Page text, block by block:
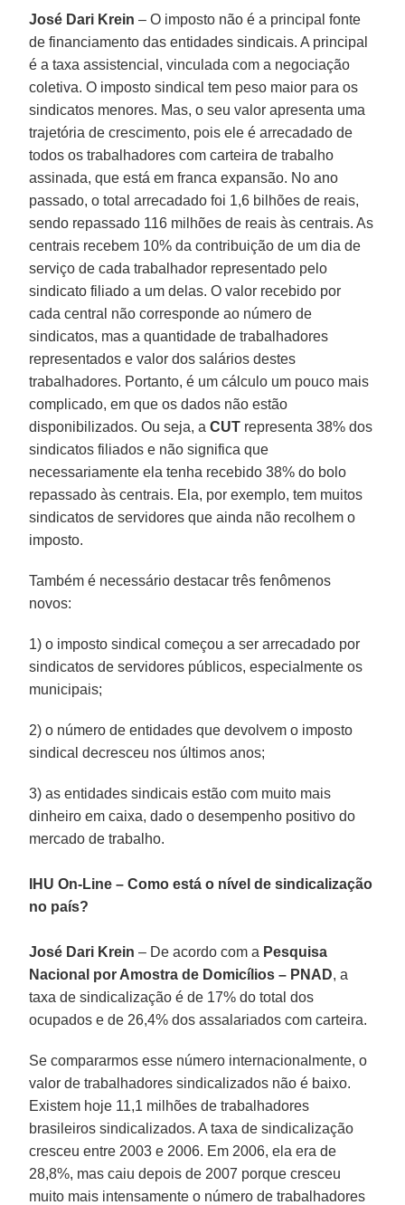
José Dari Krein – O imposto não é a principal fonte
de financiamento das entidades sindicais. A principal
é a taxa assistencial, vinculada com a negociação
coletiva. O imposto sindical tem peso maior para os
sindicatos menores. Mas, o seu valor apresenta uma
trajetória de crescimento, pois ele é arrecadado de
todos os trabalhadores com carteira de trabalho
assinada, que está em franca expansão. No ano
passado, o total arrecadado foi 1,6 bilhões de reais,
sendo repassado 116 milhões de reais às centrais. As
centrais recebem 10% da contribuição de um dia de
serviço de cada trabalhador representado pelo
sindicato filiado a um delas. O valor recebido por
cada central não corresponde ao número de
sindicatos, mas a quantidade de trabalhadores
representados e valor dos salários destes
trabalhadores. Portanto, é um cálculo um pouco mais
complicado, em que os dados não estão
disponibilizados. Ou seja, aCUT representa 38% dos
sindicatos filiados e não significa que
necessariamente ela tenha recebido 38% do bolo
repassado às centrais. Ela, por exemplo, tem muitos
sindicatos de servidores que ainda não recolhem o
imposto.
Também é necessário destacar três fenômenos
novos:
1) o imposto sindical começou a ser arrecadado por
sindicatos de servidores públicos, especialmente os
municipais;
2) o número de entidades que devolvem o imposto
sindical decresceu nos últimos anos;
3) as entidades sindicais estão com muito mais
dinheiro em caixa, dado o desempenho positivo do
mercado de trabalho.
IHU On-Line – Como está o nível de sindicalização
no país?
José Dari Krein – De acordo com a Pesquisa
Nacional por Amostra de Domicílios – PNAD, a
taxa de sindicalização é de 17% do total dos
ocupados e de 26,4% dos assalariados com carteira.
Se compararmos esse número internacionalmente, o
valor de trabalhadores sindicalizados não é baixo.
Existem hoje 11,1 milhões de trabalhadores
brasileiros sindicalizados. A taxa de sindicalização
cresceu entre 2003 e 2006. Em 2006, ela era de
28,8%, mas caiu depois de 2007 porque cresceu
muito mais intensamente o número de trabalhadores